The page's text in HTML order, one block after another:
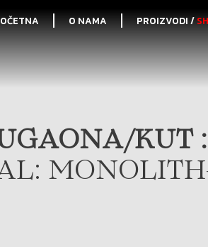
O NAMA PROIZVODI /
KUT :